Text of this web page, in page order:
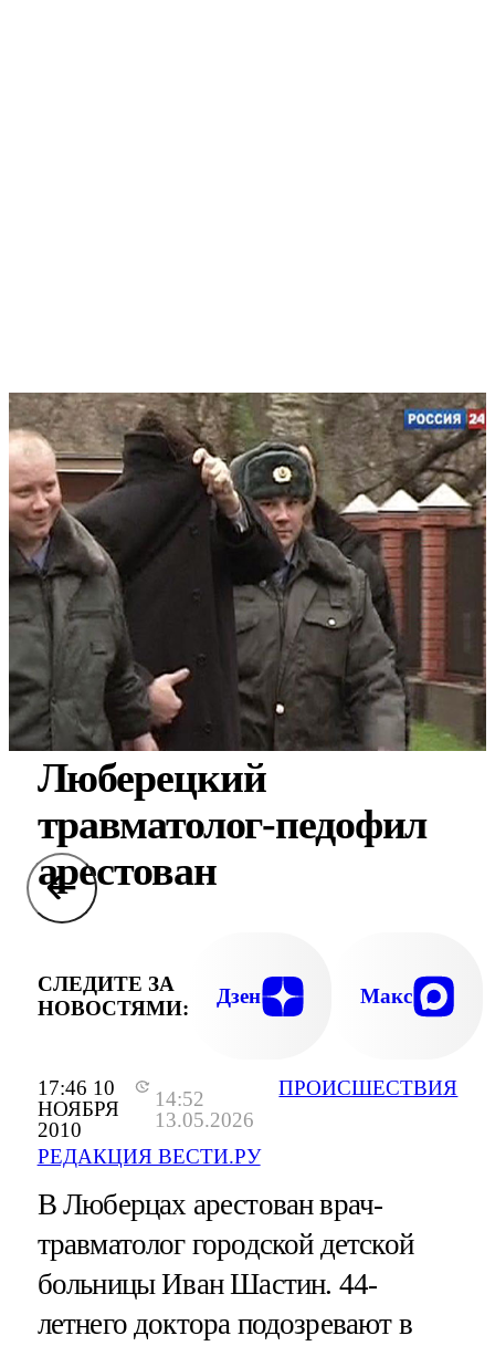
17:46 10
НОЯБРЯ
2010
14:52
13.05.2026
РЕДАКЦИЯ ВЕСТИ.РУ
ПРОИСШЕСТВИЯ
Люберецкий
травматолог-педофил
арестован
СЛЕДИТЕ ЗА
НОВОСТЯМИ:
Дзен Макс
В Люберцах арестован врач-
травматолог городской детской
больницы Иван Шастин. 44-
летнего доктора подозревают в